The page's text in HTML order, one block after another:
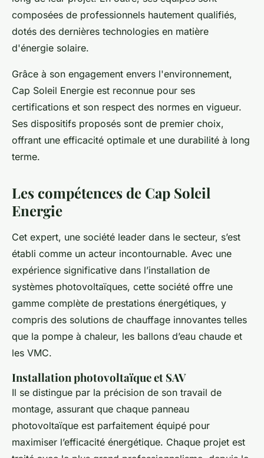
composées de professionnels hautement qualifiés,
dotés des dernières technologies en matière
d'énergie solaire.
Grâce à son engagement envers l'environnement,
Cap Soleil Energie est reconnue pour ses
certifications et son respect des normes en vigueur.
Ses dispositifs proposés sont de premier choix,
offrant une efficacité optimale et une durabilité à long
terme.
Les compétences de Cap Soleil
Energie
Cet expert, une société leader dans le secteur, s’est
établi comme un acteur incontournable. Avec une
expérience significative dans l’installation de
systèmes photovoltaïques, cette société offre une
gamme complète de prestations énergétiques, y
compris des solutions de chauffage innovantes telles
que la pompe à chaleur, les ballons d’eau chaude et
les VMC.
Installation photovoltaïque et SAV
Il se distingue par la précision de son travail de
montage, assurant que chaque panneau
photovoltaïque est parfaitement équipé pour
maximiser l’efficacité énergétique. Chaque projet est